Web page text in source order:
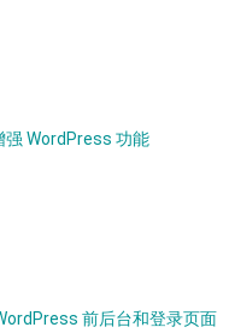
强 WordPress 功能
前后台和登录页面